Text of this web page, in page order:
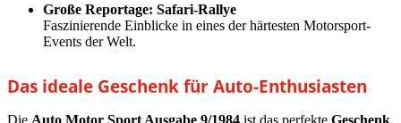
Große Reportage: Safari-Rallye
Faszinierende Einblicke in eines der härtesten Motorsport-
Events der Welt.
Das ideale Geschenk für Auto-Enthusiasten
Die Auto Motor Sport Ausgabe 9/1984 ist das perfekte Geschenk